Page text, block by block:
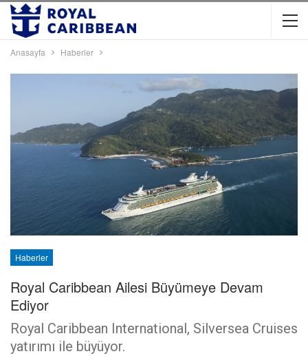
Anasayfa Haberler
Haberler
Royal Caribbean Ailesi Büyümeye Devam
Ediyor
Royal Caribbean International, Silversea Cruises
yatırımı ile büyüyor.